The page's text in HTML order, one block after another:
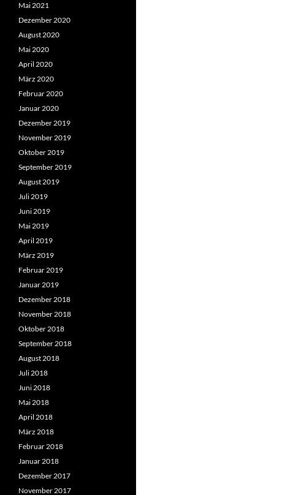
Mai 2021
Dezember 2020
August 2020
Mai 2020
April 2020
März 2020
Februar 2020
Januar 2020
Dezember 2019
November 2019
Oktober 2019
September 2019
August 2019
Juli 2019
Juni 2019
Mai 2019
April 2019
März 2019
Februar 2019
Januar 2019
Dezember 2018
November 2018
Oktober 2018
September 2018
August 2018
Juli 2018
Juni 2018
Mai 2018
April 2018
März 2018
Februar 2018
Januar 2018
Dezember 2017
November 2017